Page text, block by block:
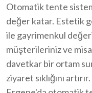
Otomatik tente
değer katar. Estetik
ile gayrimenkul
müşterileriniz ve
davetkar bir ortam
ziyaret sıklığını artırır.